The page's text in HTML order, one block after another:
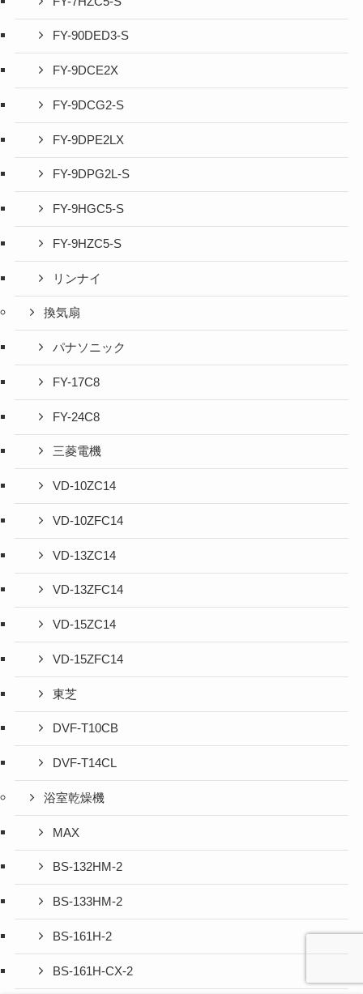
FY-90DED3-S
FY-9DCE2X
FY-9DCG2-S
FY-9DPE2LX
FY-9DPG2L-S
FY-9HGC5-S
FY-9HZC5-S
リンナイ
換気扇
パナソニック
FY-17C8
FY-24C8
三菱電機
VD-10ZC14
VD-10ZFC14
VD-13ZC14
VD-13ZFC14
VD-15ZC14
VD-15ZFC14
東芝
DVF-T10CB
DVF-T14CL
浴室乾燥機
MAX
BS-132HM-2
BS-133HM-2
BS-161H-2
BS-161H-CX-2